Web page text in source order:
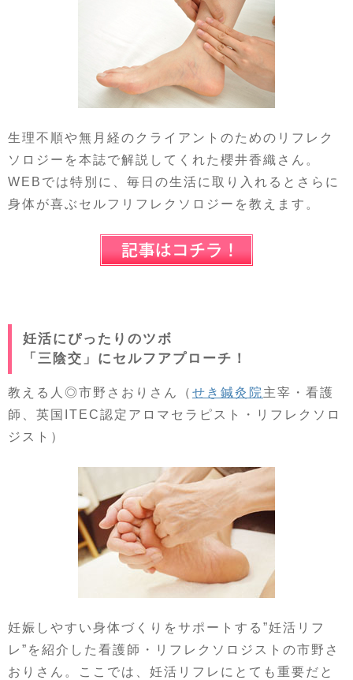
生理不順や無月経のクライアントのためのリフレク
ソロジーを本誌で解説してくれた櫻井香織さん。
WEBでは特別に、毎日の生活に取り入れるとさらに
身体が喜ぶセルフリフレクソロジーを教えます。
妊活にぴったりのツボ
「三陰交」にセルフアプローチ！
教える人◎市野さおりさん（ せき鍼灸院 主宰・看護
師、英国ITEC認定アロマセラピスト・リフレクソロ
ジスト）
妊娠しやすい身体づくりをサポートする”妊活リフ
レ”を紹介した看護師・リフレクソロジストの市野さ
おりさん。ここでは、妊活リフレにとても重要だと